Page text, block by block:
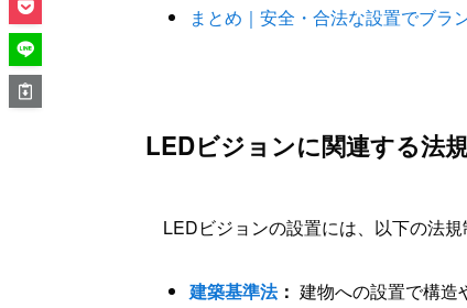
まとめ｜安全・合法な設置でブラ
LEDビジョンに関連する法
LEDビジョンの設置には、以下の法規
建築基準法： 建物への設置で構造